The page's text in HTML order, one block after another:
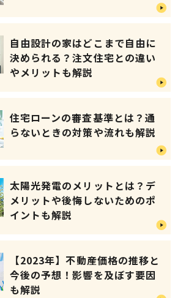
自由設計の家はどこまで自由に
決められる？注文住宅との違い
やメリットも解説
住宅ローンの審査基準とは？通
らないときの対策や流れも解説
太陽光発電のメリットとは？デ
メリットや後悔しないためのポ
イントも解説
【2023年】不動産価格の推移と
今後の予想！影響を及ぼす要因
も解説